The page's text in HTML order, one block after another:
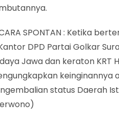
SPONTAN : Ketika
DPD Partai Golkar
Jawa dan keraton KRT
keinginannya
status Daerah